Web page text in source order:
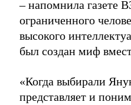
– напомнила газете
ограниченного
высокого
был создан миф
«Когда выбирали
представляет и